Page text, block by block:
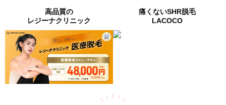
高品質の
レジーナクリニック
痛くないSHR脱毛
LACOCO